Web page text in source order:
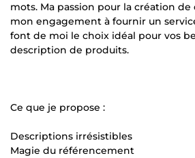
mots. Ma passion pour la création
mon engagement à fournir un
font de moi le choix idéal pour vos
description de produits.
Ce que je propose :
Descriptions irrésistibles
Magie du référencement